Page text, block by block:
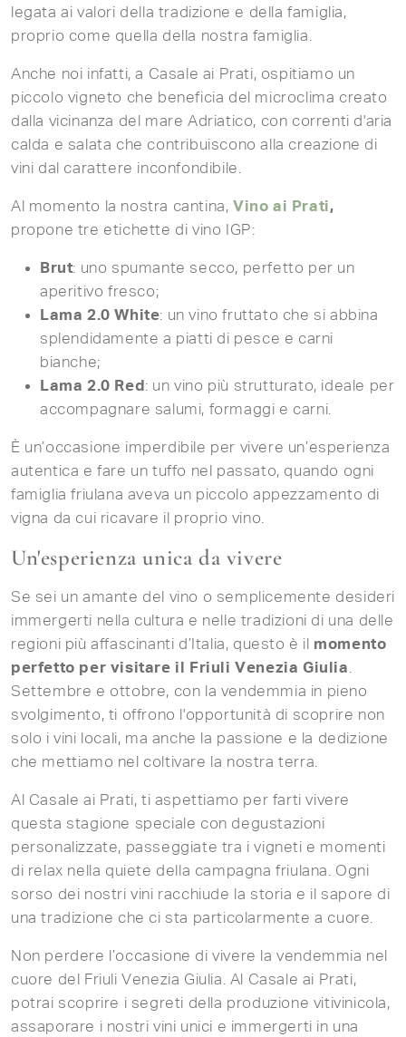
legata ai valori della tradizione e della famiglia,
proprio come quella della nostra famiglia.
Anche noi infatti, a Casale ai Prati, ospitiamo un
piccolo vigneto che beneficia del microclima creato
dalla vicinanza del mare Adriatico, con correnti d'aria
calda e salata che contribuiscono alla creazione di
vini dal carattere inconfondibile.
Al momento la nostra cantina, Vino ai Prati,
propone tre etichette di vino IGP:
Brut: uno spumante secco, perfetto per un
aperitivo fresco;
Lama 2.0 White: un vino fruttato che si abbina
splendidamente a piatti di pesce e carni
bianche;
Lama 2.0 Red : un vino più strutturato, ideale per
accompagnare salumi, formaggi e carni.
È un’occasione imperdibile per vivere un’esperienza
autentica e fare un tuffo nel passato, quando ogni
famiglia friulana aveva un piccolo appezzamento di
vigna da cui ricavare il proprio vino.
Un'esperienza unica da vivere
Se sei un amante del vino o semplicemente desideri
immergerti nella cultura e nelle tradizioni di una delle
regioni più affascinanti d’Italia, questo è il momento
perfetto per visitare il Friuli Venezia Giulia.
Settembre e ottobre, con la vendemmia in pieno
svolgimento, ti offrono l'opportunità di scoprire non
solo i vini locali, ma anche la passione e la dedizione
che mettiamo nel coltivare la nostra terra.
Al Casale ai Prati, ti aspettiamo per farti vivere
questa stagione speciale con degustazioni
personalizzate, passeggiate tra i vigneti e momenti
di relax nella quiete della campagna friulana. Ogni
sorso dei nostri vini racchiude la storia e il sapore di
una tradizione che ci sta particolarmente a cuore.
Non perdere l’occasione di vivere la vendemmia nel
cuore del Friuli Venezia Giulia. Al Casale ai Prati,
potrai scoprire i segreti della produzione vitivinicola,
assaporare i nostri vini unici e immergerti in una